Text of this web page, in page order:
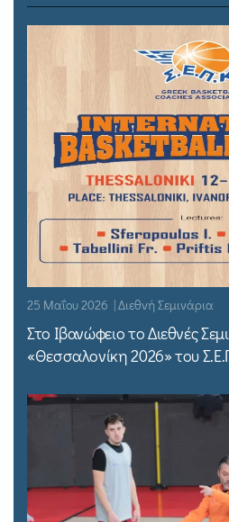
25 Μαΐου 2026 | Διεθνή Σεμινάρια
Στο Ιβανώφειο το Διεθνές
«Θεσσαλονίκη 2026» του